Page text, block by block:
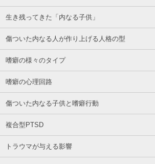
生き残ってきた「内なる子供」
傷ついた内なる人が作り上げる人格の型
嗜癖の様々のタイプ
嗜癖の心理回路
傷ついた内なる子供と嗜癖行動
複合型PTSD
トラウマが与える影響